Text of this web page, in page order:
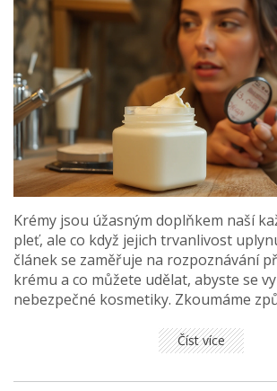
Krémy jsou úžasným doplňkem naší
pleť, ale co když jejich trvanlivost
článek se zaměřuje na rozpoznávání
krému a co můžete udělat, abyste se
nebezpečné kosmetiky. Zkoumáme
Taktéž poskytujeme praktické tipy pro
skladovat vaše oblíbené kosmetické
Číst více